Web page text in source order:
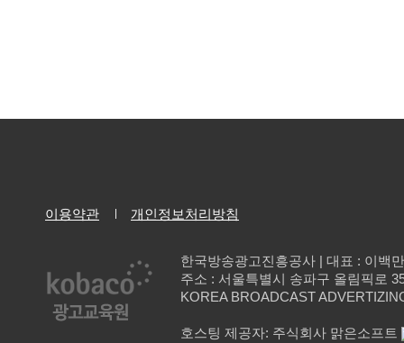
이용약관 개인정보처리방침
한국방송광고진흥공사 | 대표 : 이백만
주소 : 서울특별시 송파구 올림픽로
KOREA BROADCAST
호스팅 제공자: 주식회사 맑은소프트